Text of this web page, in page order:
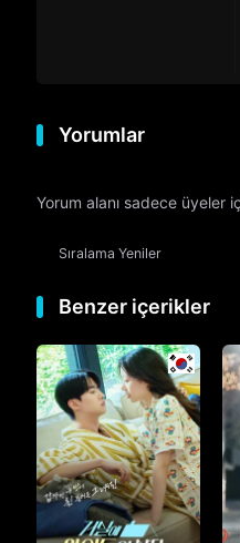
Yorumlar
Yorum alanı sadece üyeler
Sıralama Yeniler
Benzer içerikler